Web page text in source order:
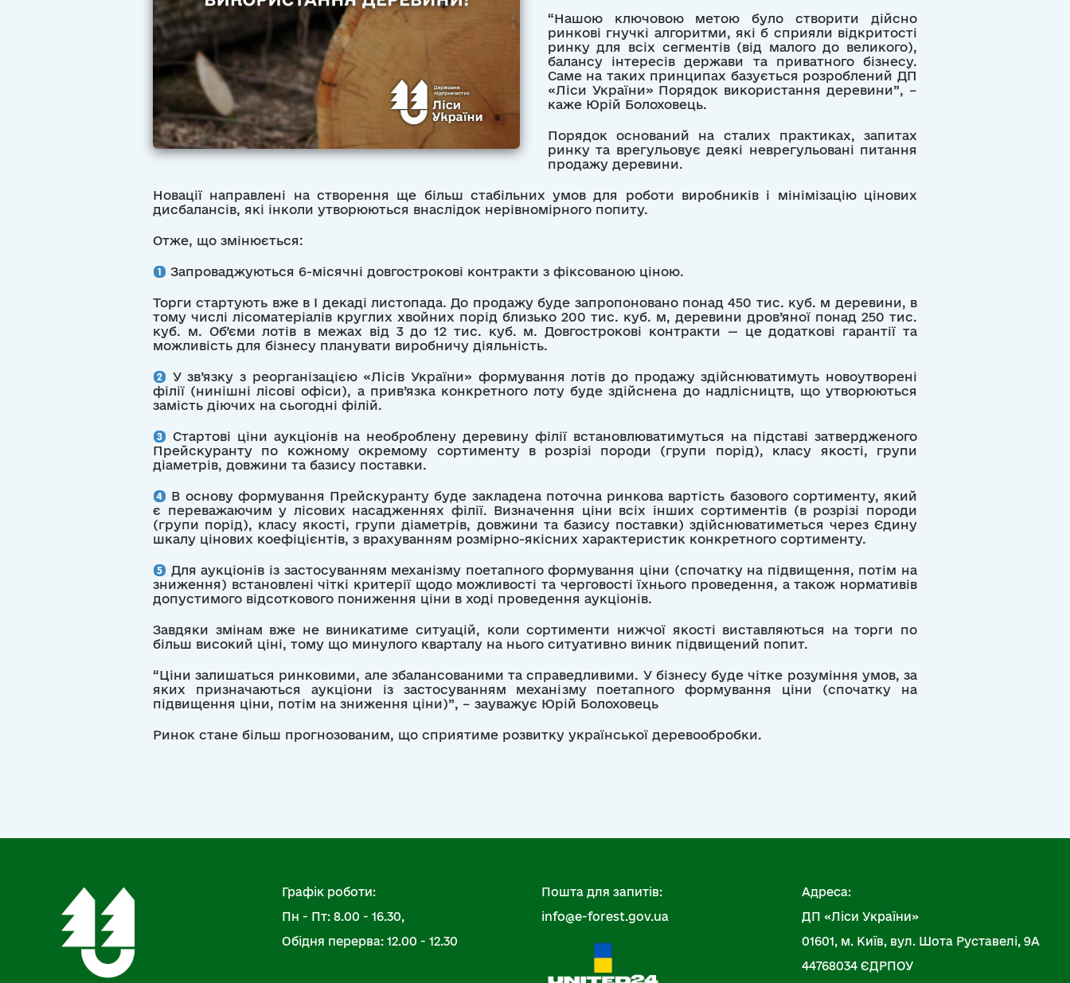
“Нашою ключовою метою було створити дійсно
ринкові гнучкі алгоритми, які б сприяли відкритості
ринку для всіх сегментів (від малого до великого),
балансу інтересів держави та приватного бізнесу.
Саме на таких принципах базується розроблений ДП
«Ліси України» Порядок використання деревини”, –
каже Юрій Болоховець.
Порядок оснований на сталих практиках, запитах
ринку та врегульовує деякі неврегульовані питання
продажу деревини.
Новації направлені на створення ще більш стабільних умов для роботи виробників і мінімізацію цінових
дисбалансів, які інколи утворюються внаслідок нерівномірного попиту.
Отже, що змінюється:
Запроваджуються 6-місячні довгострокові контракти з фіксованою ціною.
Торги стартують вже в І декаді листопада. До продажу буде запропоновано понад 450 тис. куб. м деревини, в
тому числі лісоматеріалів круглих хвойних порід близько 200 тис. куб. м, деревини дров’яної понад 250 тис.
куб. м. Об’єми лотів в межах від 3 до 12 тис. куб. м. Довгострокові контракти — це додаткові гарантії та
можливість для бізнесу планувати виробничу діяльність.
У зв’язку з реорганізацією «Лісів України» формування лотів до продажу здійснюватимуть новоутворені
філії (нинішні лісові офіси), а прив’язка конкретного лоту буде здійснена до надлісництв, що утворюються
замість діючих на сьогодні філій.
Стартові ціни аукціонів на необроблену деревину філії встановлюватимуться на підставі затвердженого
Прейскуранту по кожному окремому сортименту в розрізі породи (групи порід), класу якості, групи
діаметрів, довжини та базису поставки.
В основу формування Прейскуранту буде закладена поточна ринкова вартість базового сортименту, який
є переважаючим у лісових насадженнях філії. Визначення ціни всіх інших сортиментів (в розрізі породи
(групи порід), класу якості, групи діаметрів, довжини та базису поставки) здійснюватиметься через Єдину
шкалу цінових коефіцієнтів, з врахуванням розмірно-якісних характеристик конкретного сортименту.
Для аукціонів із застосуванням механізму поетапного формування ціни (спочатку на підвищення, потім на
зниження) встановлені чіткі критерії щодо можливості та черговості їхнього проведення, а також нормативів
допустимого відсоткового пониження ціни в ході проведення аукціонів.
Завдяки змінам вже не виникатиме ситуацій, коли сортименти нижчої якості виставляються на торги по
більш високий ціні, тому що минулого кварталу на нього ситуативно виник підвищений попит.
“Ціни залишаться ринковими, але збалансованими та справедливими. У бізнесу буде чітке розуміння умов, за
яких призначаються аукціони із застосуванням механізму поетапного формування ціни (спочатку на
підвищення ціни, потім на зниження ціни)”, – зауважує Юрій Болоховець
Ринок стане більш прогнозованим, що сприятиме розвитку української деревообробки.
Графік роботи:
Пн - Пт: 8.00 - 16.30,
Обідня перерва: 12.00 - 12.30
Пошта для запитів:
info@e-forest.gov.ua
Адреса:
ДП «Ліси України»
01601, м. Київ, вул. Шота Руставелі, 9А
44768034 ЄДРПОУ